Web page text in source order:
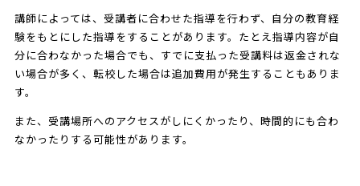
講師によっては、受講者に合わせた指導を行わず、自分の教育経
験をもとにした指導をすることがあります。たとえ指導内容が自
分に合わなかった場合でも、すでに支払った受講料は返金されな
い場合が多く、転校した場合は追加費用が発生することもありま
す。
また、受講場所へのアクセスがしにくかったり、時間的にも合わ
なかったりする可能性があります。